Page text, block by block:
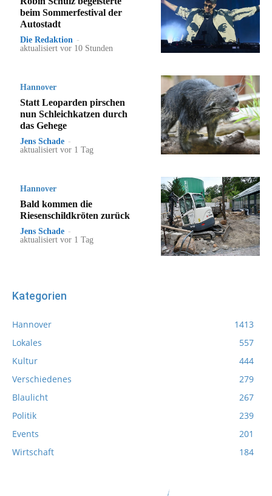
beim Sommerfestival der
Autostadt
Die Redaktion -
aktualisiert vor 10 Stunden
Hannover
Statt Leoparden pirschen
nun Schleichkatzen durch
das Gehege
Jens Schade -
aktualisiert vor 1 Tag
Hannover
Bald kommen die
Riesenschildkröten zurück
Jens Schade -
aktualisiert vor 1 Tag
Kategorien
Hannover
1413
Lokales
557
Kultur
444
Verschiedenes
279
Blaulicht
267
Politik
239
Events
201
Wirtschaft
184